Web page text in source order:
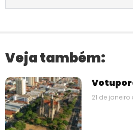
Veja também:
21 de janeiro